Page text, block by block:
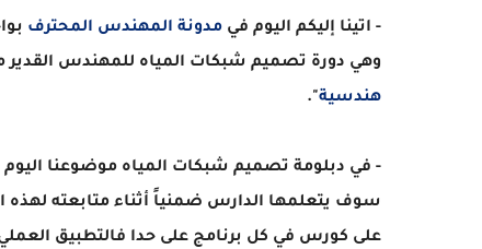
- اتينا إليكم اليوم في مدونة المهندس المحترف
وهي دورة تصميم شبكات المياه للمهندس القدير
هندسية".
- في دبلومة تصميم شبكات المياه موضوعنا
على كورس في كل برنامج على حدا فالتطبيق